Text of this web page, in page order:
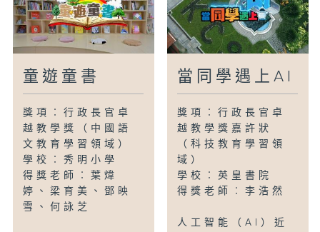
黃老師認為，透過不同年級循序漸進的社區
服務單元課程，學生可以一步步建立自信
心，習慣自主學習模式，在學習常識科知識
之外，更可以建立良好的價值觀。
童遊童書
獎項︰行政長官卓
越教學獎（中國語
文教育學習領域）
學校︰秀明小學
得獎老師︰葉煒
婷、梁育美、鄧映
雪、何詠芝
當同學遇上AI
獎項︰行政長官卓
越教學獎嘉許狀
（科技教育學習領
域）
學校︰英皇書院
得獎老師︰李浩然
人工智能（AI）近